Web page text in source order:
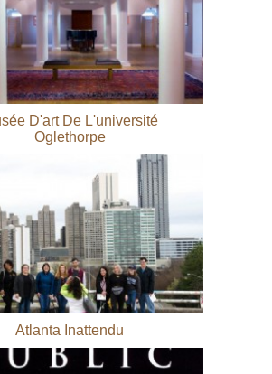
D'art De L'université
Oglethorpe
Atlanta Inattendu